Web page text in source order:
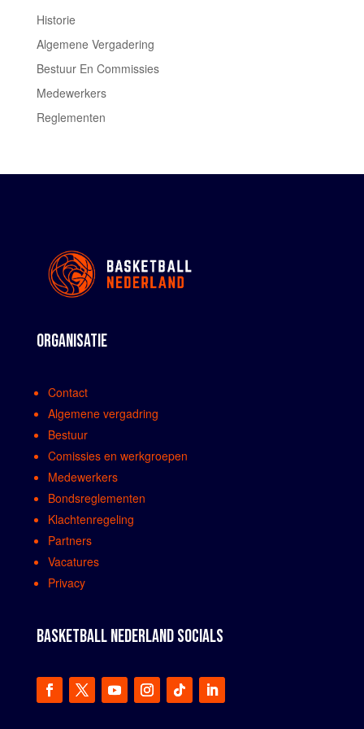
Historie
Algemene Vergadering
Bestuur En Commissies
Medewerkers
Reglementen
ORGANISATIE
Contact
Algemene vergadring
Bestuur
Comissies en werkgroepen
Medewerkers
Bondsreglementen
Klachtenregeling
Partners
Vacatures
Privacy
BASKETBALL NEDERLAND SOCIALS